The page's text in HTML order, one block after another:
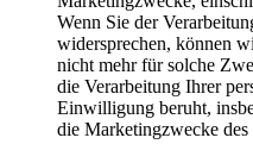
Wenn Sie der
widersprechen, können
nicht mehr für solche
die Verarbeitung Ihrer
Einwilligung beruht,
die Marketingzwecke